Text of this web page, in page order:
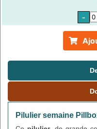
-
Pilulier semaine